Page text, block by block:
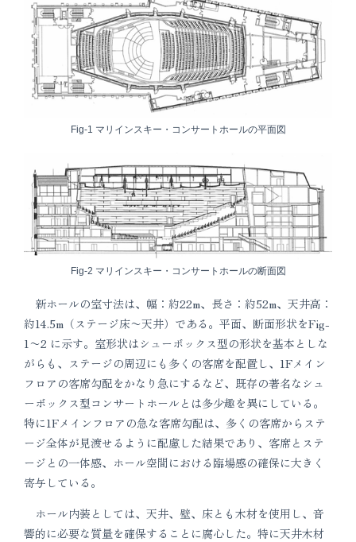
Fig-1 マリインスキー・コンサートホールの平面図
Fig-2 マリインスキー・コンサートホールの断面図
新ホールの室寸法は、幅：約22m、長さ：約52m、天井高：
約14.5m（ステージ床〜天井）である。平面、断面形状をFig-
1〜2 に示す。室形状はシューボックス型の形状を基本としな
がらも、ステージの周辺にも多くの客席を配置し、1Fメイン
フロアの客席勾配をかなり急にするなど、既存の著名なシュ
ーボックス型コンサートホールとは多少趣を異にしている。
特に1Fメインフロアの急な客席勾配は、多くの客席からステ
ージ全体が見渡せるように配慮した結果であり、客席とステ
ージとの一体感、ホール空間における臨場感の確保に大きく
寄与している。
ホール内装としては、天井、壁、床とも木材を使用し、音
響的に必要な質量を確保することに腐心した。特に天井木材